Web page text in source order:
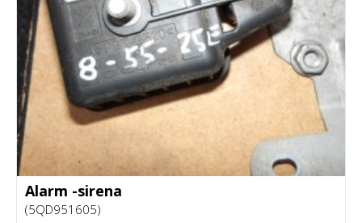
Alarm -sirena
(5QD951605)